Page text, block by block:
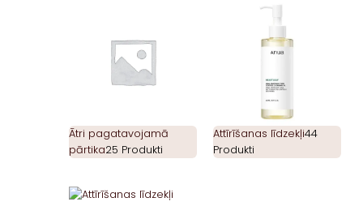
Ātri pagatavojamā
pārtika25 Produkti
Attīrīšanas līdzekļi44
Produkti